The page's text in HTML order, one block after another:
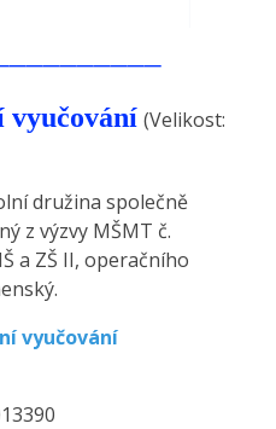
vyučování (Velikost:
družina společně
z výzvy MŠMT č.
a ZŠ II, operačního
vyučování